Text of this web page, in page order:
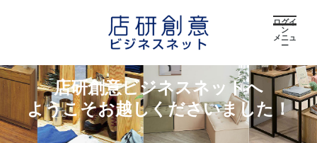
ログイ
ン
メニュ
ー
店研創意ビジネスネットへ
ようこそお越しくださいました！